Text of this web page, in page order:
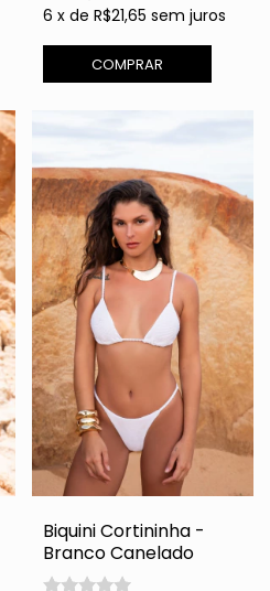
6 x de R$21,65 sem juros
COMPRAR
Biquini Cortininha -
Branco Canelado